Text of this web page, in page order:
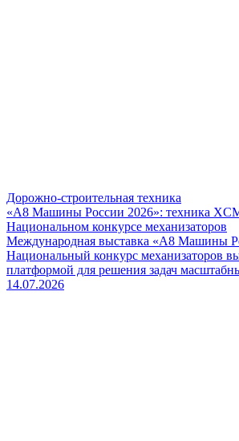
Дорожно-строительная техника
«А8 Машины России 2026»: техника
Национальном конкурсе механизаторов
Международная выставка «А8 Машины
Национальный конкурс механизаторов
платформой для решения задач
14.07.2026